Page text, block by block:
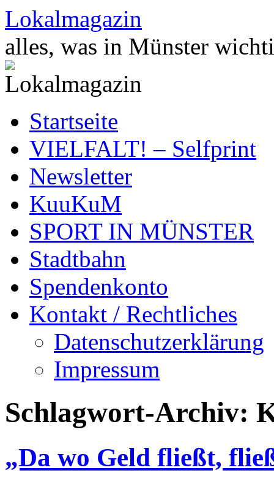
Zum
Inhalt
springen
Lokalmagazin
alles, was in Münster
Startseite
VIELFALT! – Selfprint
Newsletter
KuuKuM
SPORT IN MÜNSTER
Stadtbahn
Spendenkonto
Kontakt / Rechtliches
Datenschutzerklärung
Impressum
Schlagwort-Archiv:
„Da wo Geld fließt,